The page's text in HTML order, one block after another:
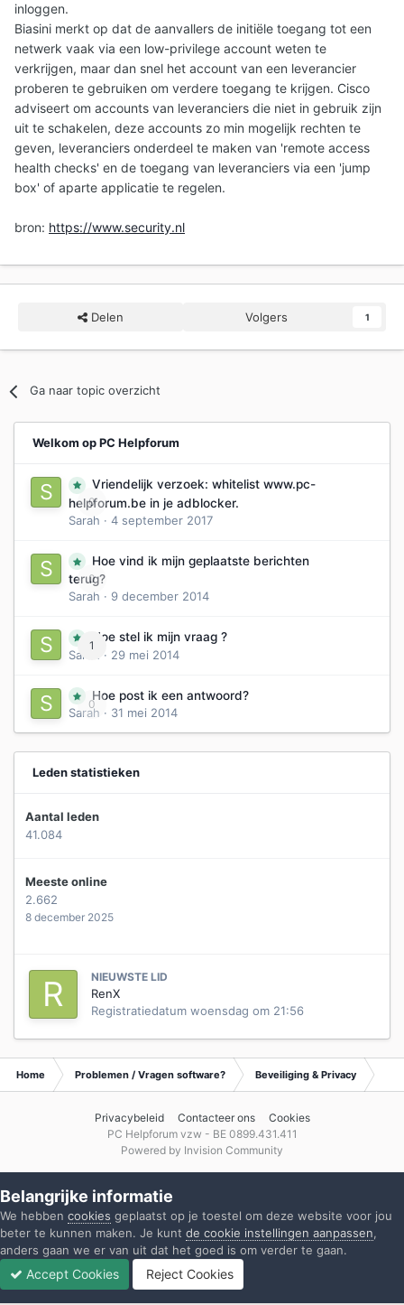
inloggen.
Biasini merkt op dat de aanvallers de initiële toegang tot een
netwerk vaak via een low-privilege account weten te
verkrijgen, maar dan snel het account van een leverancier
proberen te gebruiken om verdere toegang te krijgen. Cisco
adviseert om accounts van leveranciers die niet in gebruik zijn
uit te schakelen, deze accounts zo min mogelijk rechten te
geven, leveranciers onderdeel te maken van 'remote access
health checks' en de toegang van leveranciers via een 'jump
box' of aparte applicatie te regelen.
bron: https://www.security.nl
Delen Volgers 1
Ga naar topic overzicht
Welkom op PC Helpforum
0
Vriendelijk verzoek: whitelist www.pc-
helpforum.be in je adblocker.
Sarah · 4 september 2017
0
Hoe vind ik mijn geplaatste berichten
terug?
Sarah · 9 december 2014
1
Hoe stel ik mijn vraag ?
Sarah
· 29 mei 2014
0
Hoe post ik een antwoord?
Sarah · 31 mei 2014
Leden statistieken
Aantal leden
41.084
Meeste online
2.662
8 december 2025
NIEUWSTE LID
RenX
Registratiedatum woensdag om 21:56
Home Problemen / Vragen software? Beveiliging & Privacy
Privacybeleid Contacteer ons
Cookies
PC Helpforum vzw - BE 0899.431.411
Powered by Invision Community
Belangrijke informatie
We hebben cookies geplaatst op je toestel om deze website voor jou
beter te kunnen maken. Je kunt de cookie instellingen aanpassen,
anders gaan we er van uit dat het goed is om verder te gaan.
Accept Cookies Reject Cookies
Ongelezen